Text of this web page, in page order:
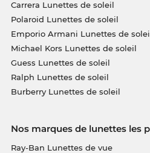
Carrera Lunettes de soleil
Polaroid Lunettes de soleil
Emporio Armani Lunettes de
Michael Kors Lunettes de soleil
Guess Lunettes de soleil
Ralph Lunettes de soleil
Burberry Lunettes de soleil
Nos marques de lunettes les
Ray-Ban Lunettes de vue